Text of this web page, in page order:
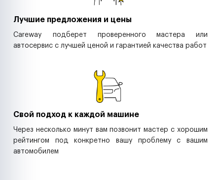
Лучшие предложения и цены
Careway подберет проверенного мастера или
автосервис с лучшей ценой и гарантией качества работ
Свой подход к каждой машине
Через несколько минут вам позвонит мастер с хорошим
рейтингом под конкретно вашу проблему с вашим
автомобилем